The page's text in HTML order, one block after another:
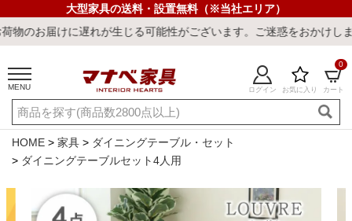
大型家具の送料・設置無料（※当社エリア）
が生じる可能性がございます。ご迷惑をおかけしまして誠に申し
MENU ログイン お気に入り カート
0
ご利用ガイド 新規会員登録
店舗一覧 閲覧履歴
よくある質問
キーワード・商品番号で探す
HOME 家具
ダイニングテーブル・セット
ダイニングテーブルセット4人用